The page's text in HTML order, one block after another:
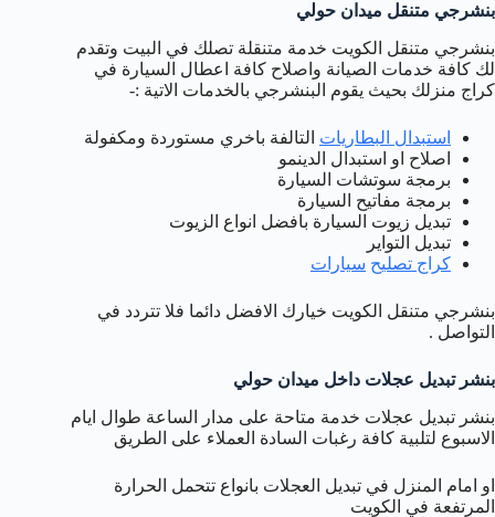
بنشرجي متنقل ميدان حولي
بنشرجي متنقل الكويت خدمة متنقلة تصلك في البيت وتقدم
لك كافة خدمات الصيانة واصلاح كافة اعطال السيارة في
كراج منزلك بحيث يقوم البنشرجي بالخدمات الاتية :-
استبدال البطاريات التالفة باخري مستوردة ومكفولة
اصلاح او استبدال الدينمو
برمجة سوتشات السيارة
برمجة مفاتيح السيارة
تبديل زيوت السيارة بافضل انواع الزيوت
تبديل التواير
كراج تصليح سيارات
بنشرجي متنقل الكويت خيارك الافضل دائما فلا تتردد في
التواصل .
بنشر تبديل عجلات داخل ميدان حولي
بنشر تبديل عجلات خدمة متاحة على مدار الساعة طوال ايام
الاسبوع لتلبية كافة رغبات السادة العملاء على الطريق
او امام المنزل في تبديل العجلات بانواع تتحمل الحرارة
المرتفعة في الكويت